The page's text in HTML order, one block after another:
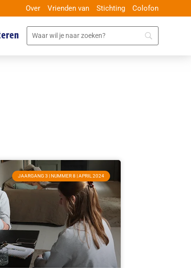
Over Vrienden van Stichting Colofon
JAARGANG 3 | NUMMER 8 | APRIL 2024